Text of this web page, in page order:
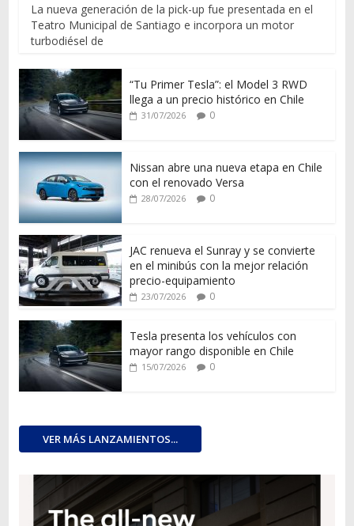
La nueva generación de la pick-up fue presentada en el
Teatro Municipal de Santiago e incorpora un motor
turbodiésel de
“Tu Primer Tesla”: el Model 3 RWD
llega a un precio histórico en Chile
31/07/2026 0
Nissan abre una nueva etapa en Chile
con el renovado Versa
28/07/2026 0
JAC renueva el Sunray y se convierte
en el minibús con la mejor relación
precio-equipamiento
23/07/2026 0
Tesla presenta los vehículos con
mayor rango disponible en Chile
15/07/2026 0
VER MÁS LANZAMIENTOS...